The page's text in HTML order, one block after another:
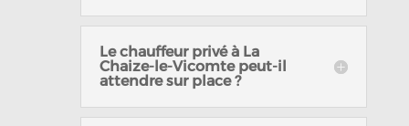
Le chauffeur privé à La
Chaize-le-Vicomte peut-il
attendre sur place ?